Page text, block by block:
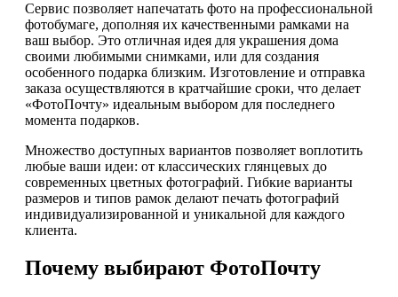
Сервис позволяет напечатать фото на профессиональной
фотобумаге, дополняя их качественными рамками на
ваш выбор. Это отличная идея для украшения дома
своими любимыми снимками, или для создания
особенного подарка близким. Изготовление и отправка
заказа осуществляются в кратчайшие сроки, что делает
«ФотоПочту» идеальным выбором для последнего
момента подарков.
Множество доступных вариантов позволяет воплотить
любые ваши идеи: от классических глянцевых до
современных цветных фотографий. Гибкие варианты
размеров и типов рамок делают печать фотографий
индивидуализированной и уникальной для каждого
клиента.
Почему выбирают ФотоПочту